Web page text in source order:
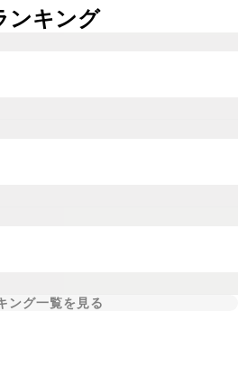
ンキング
ング一覧を見る